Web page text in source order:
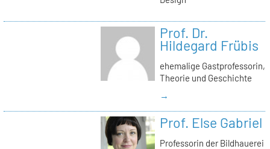
Prof. Dr.
Hildegard Frübis
ehemalige Gastprofessorin,
Theorie und Geschichte
→
Prof. Else Gabriel
Professorin der Bildhauerei